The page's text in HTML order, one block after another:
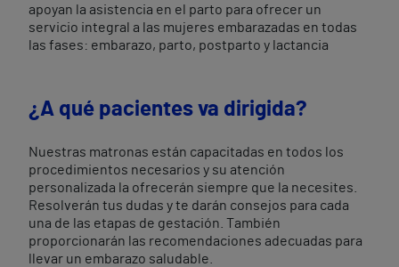
apoyan la asistencia en el parto para ofrecer un
servicio integral a las mujeres embarazadas en todas
las fases: embarazo, parto, postparto y lactancia
¿A qué pacientes va dirigida?
Nuestras matronas están capacitadas en todos los
procedimientos necesarios y su atención
personalizada la ofrecerán siempre que la necesites.
Resolverán tus dudas y te darán consejos para cada
una de las etapas de gestación. También
proporcionarán las recomendaciones adecuadas para
llevar un embarazo saludable.